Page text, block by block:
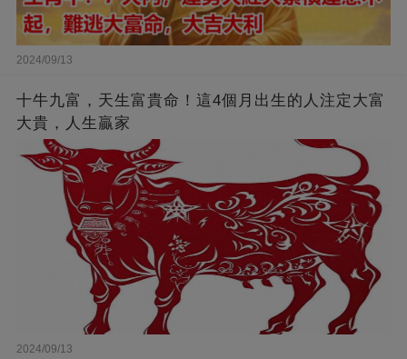
2024/09/13
十牛九富，天生富貴命！這4個月出生的人注定大富
大貴，人生贏家
2024/09/13